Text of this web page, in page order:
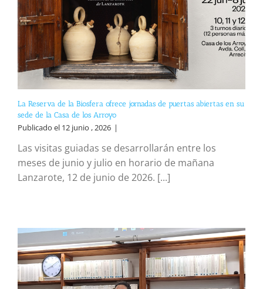
La Reserva de la Biosfera ofrece jornadas de puertas abiertas en su
sede de la Casa de los Arroyo
Publicado el 12 junio , 2026 |
Las visitas guiadas se desarrollarán entre los
meses de junio y julio en horario de mañana
Lanzarote, 12 de junio de 2026. [...]